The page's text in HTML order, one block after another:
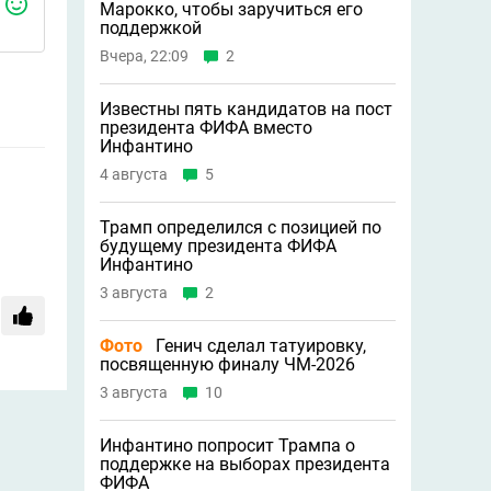
Марокко, чтобы заручиться его
поддержкой
Вчера, 22:09 2
Известны пять кандидатов на пост
президента ФИФА вместо
Инфантино
4 августа 5
Трамп определился с позицией по
будущему президента ФИФА
Инфантино
3 августа 2
Фото
Генич сделал татуировку,
посвященную финалу ЧМ-2026
3 августа 10
Инфантино попросит Трампа о
поддержке на выборах президента
ФИФА